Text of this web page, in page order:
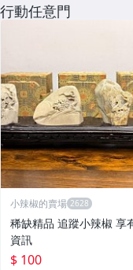
行動任意門
小辣椒的賣場
稀缺精品 追蹤小辣椒 享
資訊
$ 100